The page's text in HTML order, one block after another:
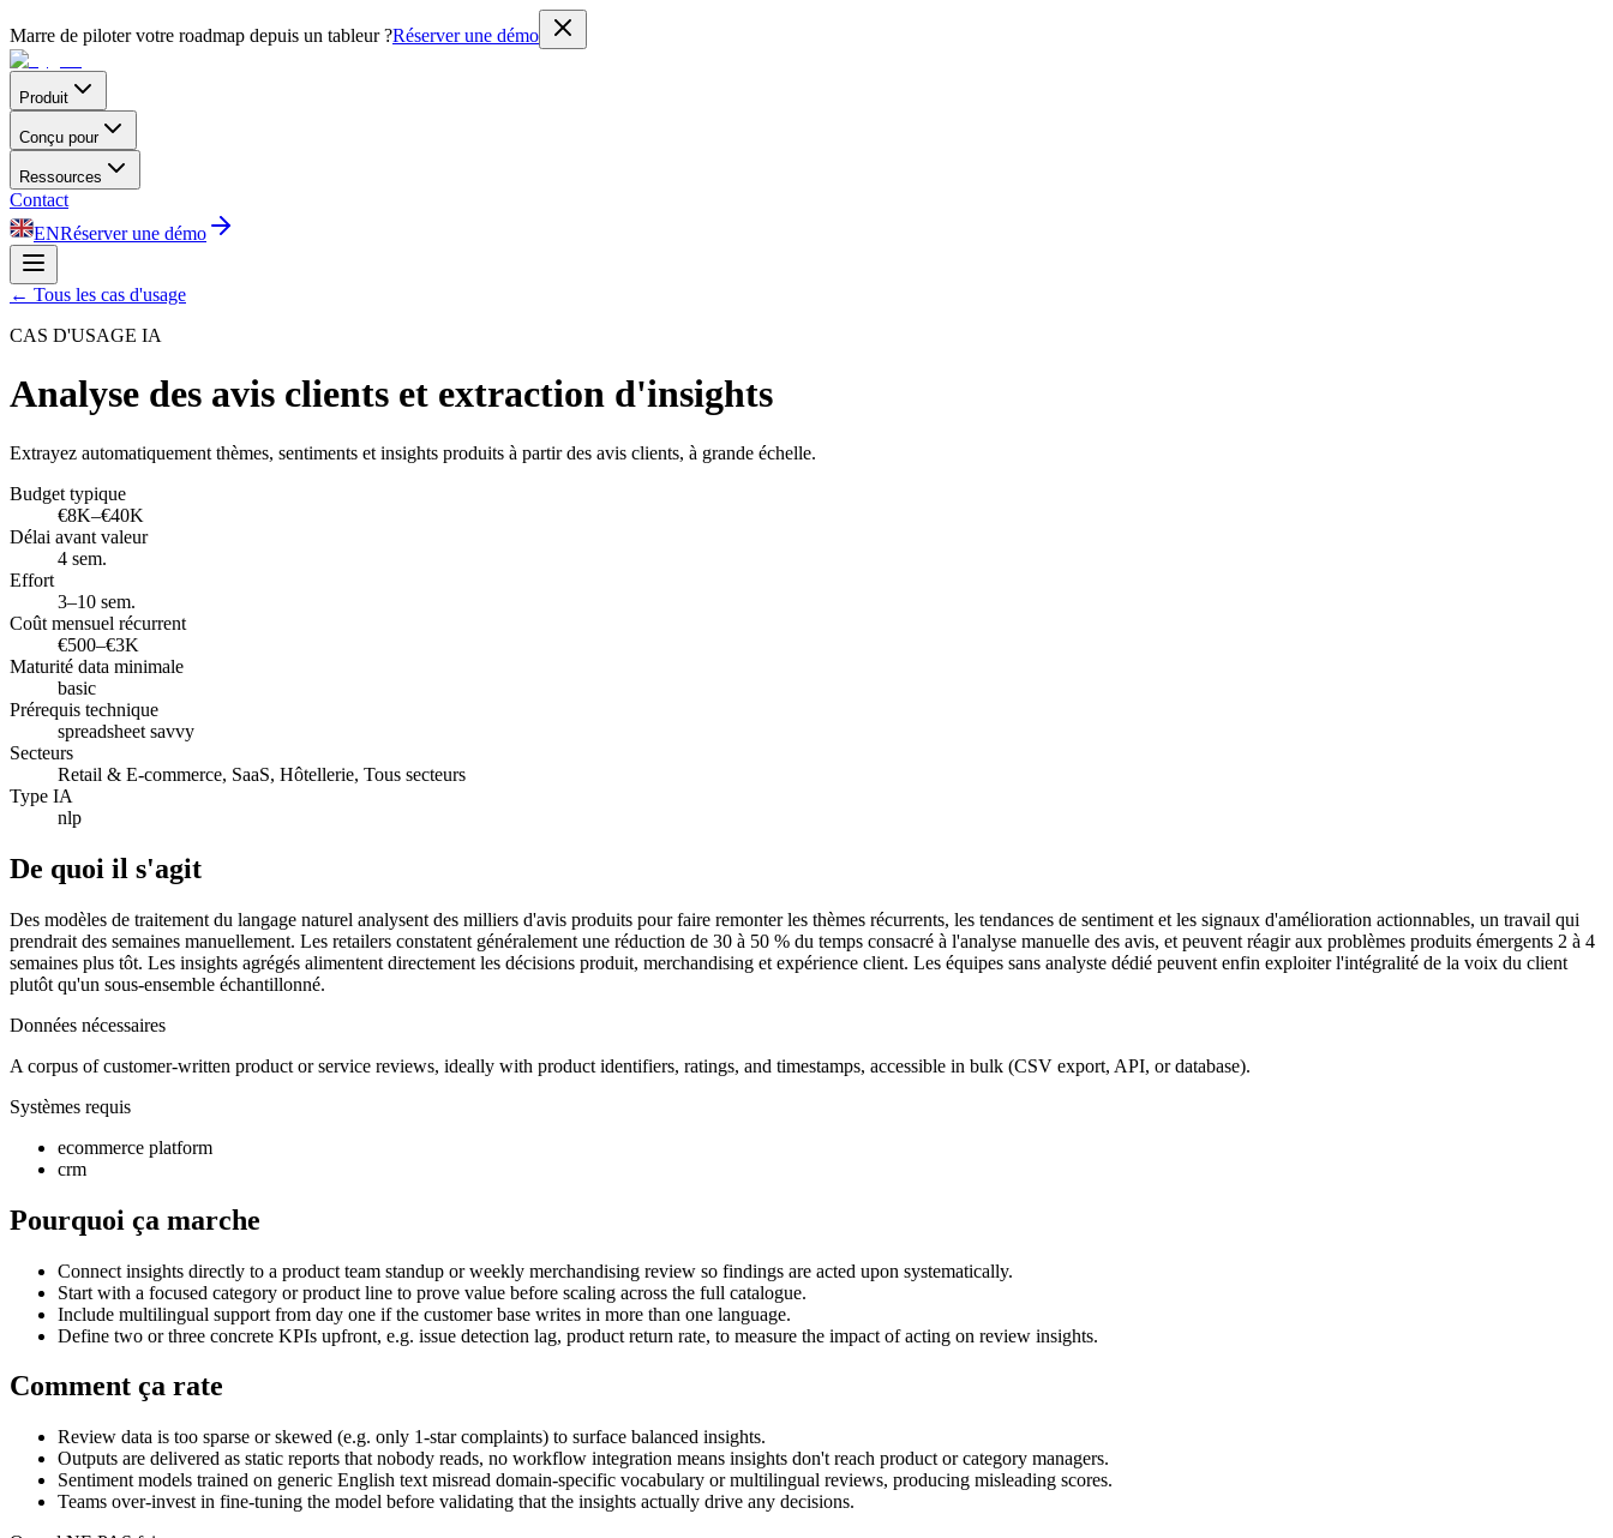
Marre de piloter votre roadmap depuis un tableur ?Réserver une démo
Produit
Conçu pour
Ressources
Contact
ENRéserver une démo
← Tous les cas d'usage
CAS D'USAGE IA
Analyse des avis clients et extraction d'insights
Extrayez automatiquement thèmes, sentiments et insights produits à partir des avis clients, à grande échelle.
Budget typique
€8K–€40K
Délai avant valeur
4 sem.
Effort
3–10 sem.
Coût mensuel récurrent
€500–€3K
Maturité data minimale
basic
Prérequis technique
spreadsheet savvy
Secteurs
Retail & E-commerce, SaaS, Hôtellerie, Tous secteurs
Type IA
nlp
De quoi il s'agit
Des modèles de traitement du langage naturel analysent des milliers d'avis produits pour faire remonter les thèmes récurrents, les tendances de sentiment et les signaux d'amélioration actionnables, un travail qui
prendrait des semaines manuellement. Les retailers constatent généralement une réduction de 30 à 50 % du temps consacré à l'analyse manuelle des avis, et peuvent réagir aux problèmes produits émergents 2 à 4
semaines plus tôt. Les insights agrégés alimentent directement les décisions produit, merchandising et expérience client. Les équipes sans analyste dédié peuvent enfin exploiter l'intégralité de la voix du client
plutôt qu'un sous-ensemble échantillonné.
Données nécessaires
A corpus of customer-written product or service reviews, ideally with product identifiers, ratings, and timestamps, accessible in bulk (CSV export, API, or database).
Systèmes requis
ecommerce platform
crm
Pourquoi ça marche
Connect insights directly to a product team standup or weekly merchandising review so findings are acted upon systematically.
Start with a focused category or product line to prove value before scaling across the full catalogue.
Include multilingual support from day one if the customer base writes in more than one language.
Define two or three concrete KPIs upfront, e.g. issue detection lag, product return rate, to measure the impact of acting on review insights.
Comment ça rate
Review data is too sparse or skewed (e.g. only 1-star complaints) to surface balanced insights.
Outputs are delivered as static reports that nobody reads, no workflow integration means insights don't reach product or category managers.
Sentiment models trained on generic English text misread domain-specific vocabulary or multilingual reviews, producing misleading scores.
Teams over-invest in fine-tuning the model before validating that the insights actually drive any decisions.